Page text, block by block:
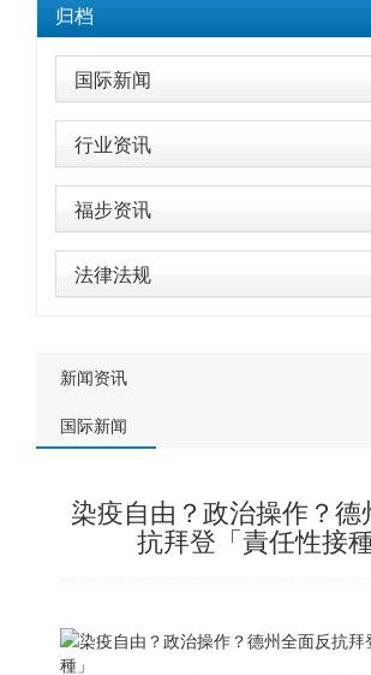
归档
国际新闻
行业资讯
福步资讯
法律法规
新闻资讯
国际新闻
染疫自由？政治操作？德
抗拜登「責任性接種